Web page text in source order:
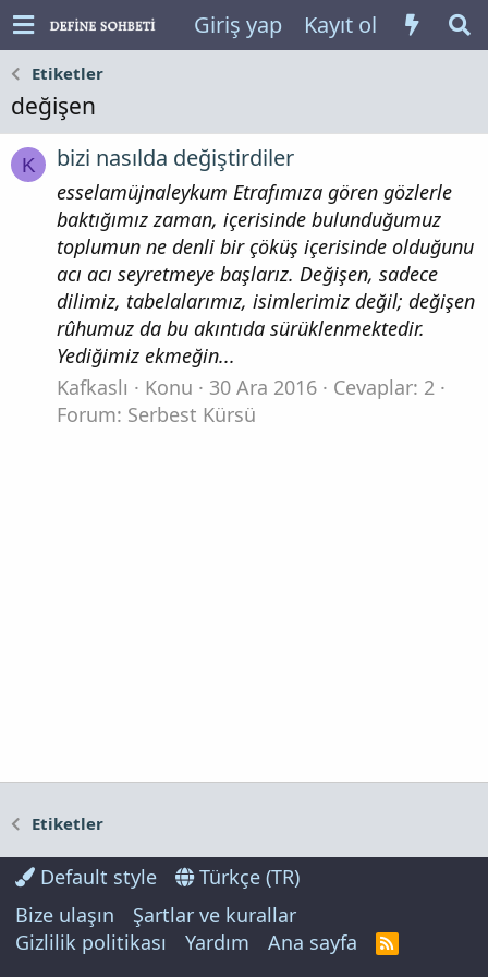
Giriş yap Kayıt ol
Etiketler
değişen
K bizi nasılda değiştirdiler
esselamüjnaleykum Etrafımıza gören gözlerle
baktığımız zaman, içerisinde bulunduğumuz
toplumun ne denli bir çöküş içerisinde olduğunu
acı acı seyretmeye başlarız. Değişen, sadece
dilimiz, tabelalarımız, isimlerimiz değil; değişen
rûhumuz da bu akıntıda sürüklenmektedir.
Yediğimiz ekmeğin...
Kafkaslı
Konu 30 Ara 2016
Cevaplar: 2
Forum: Serbest Kürsü
Etiketler
Default style
Türkçe (TR)
Bize ulaşın
Şartlar ve kurallar
Gizlilik politikası
Yardım Ana sayfa
R